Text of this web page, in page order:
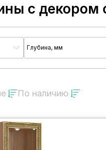
с
Глубина, мм
По наличию